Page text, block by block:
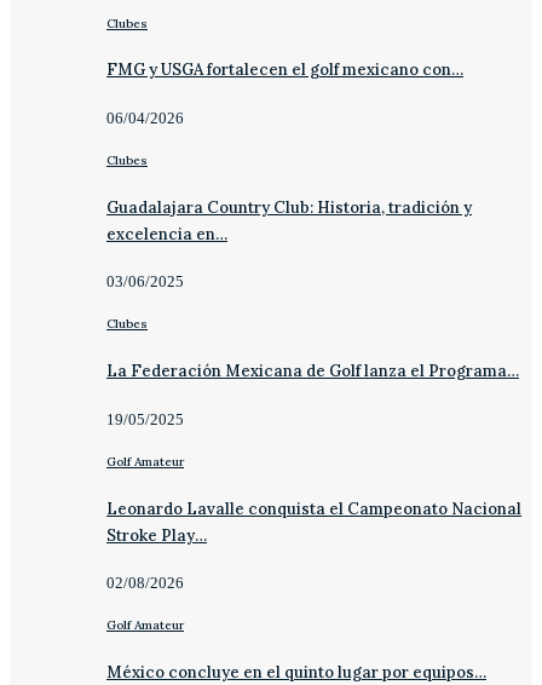
Clubes
FMG y USGA fortalecen el golf mexicano con…
06/04/2026
Clubes
Guadalajara Country Club: Historia, tradición y
excelencia en…
03/06/2025
Clubes
La Federación Mexicana de Golf lanza el Programa…
19/05/2025
Golf Amateur
Leonardo Lavalle conquista el Campeonato Nacional
Stroke Play…
02/08/2026
Golf Amateur
México concluye en el quinto lugar por equipos…